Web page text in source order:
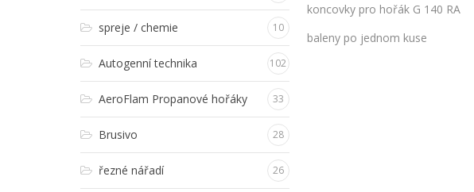
spreje / chemie 10
Autogenní technika 102
AeroFlam Propanové hořáky 33
Brusivo 28
řezné nářadí 26
koncovky pro hořák G 140 RA
baleny po jednom kuse